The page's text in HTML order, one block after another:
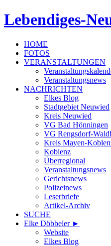
Lebendiges-
HOME
FOTOS
VERANSTALTUNGEN
Veranstaltungsnews
NACHRICHTEN
Elkes Blog
Stadtgebiet Neuwied
Kreis Neuwied
VG Bad Hönningen
VG Rengsdorf-
Kreis Mayen-
Koblenz
Überregional
Veranstaltungsnews
Gerichtsnews
Polizeinews
Leserbriefe
Artikel-Archiv
SUCHE
Elke Döbbeler ►
Website
Elkes Blog